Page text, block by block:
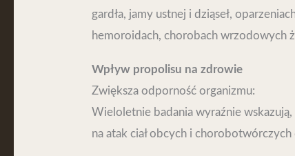
gardła, jamy ustnej i dziąseł,
hemoroidach, chorobach wrzodowych
Wpływ propolisu na zdrowie
Zwiększa odporność organizmu:
Wieloletnie badania wyraźnie
na atak ciał obcych i